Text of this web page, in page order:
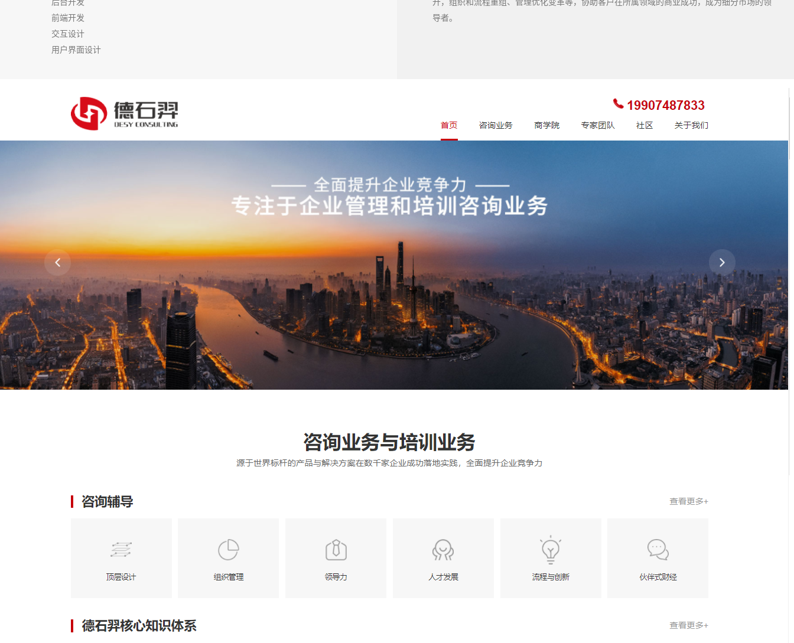
前端开发
交互设计
用户界面设计
导者。